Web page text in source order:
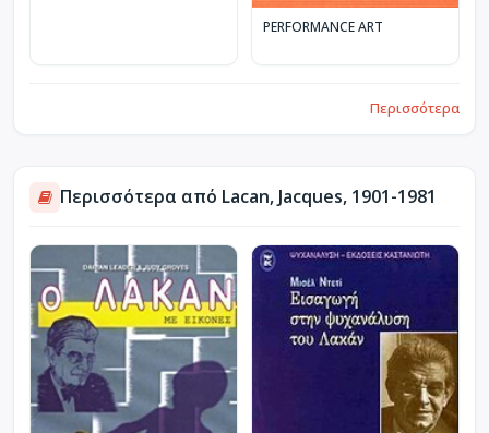
PERFORMANCE ART
Περισσότερα
Περισσότερα από Lacan, Jacques, 1901-1981